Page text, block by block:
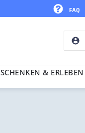
FAQ
SCHENKEN & ERLEBEN